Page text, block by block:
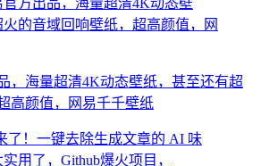
，海量超清4K动态壁纸，甚至还有超
高颜值，网易千千壁纸